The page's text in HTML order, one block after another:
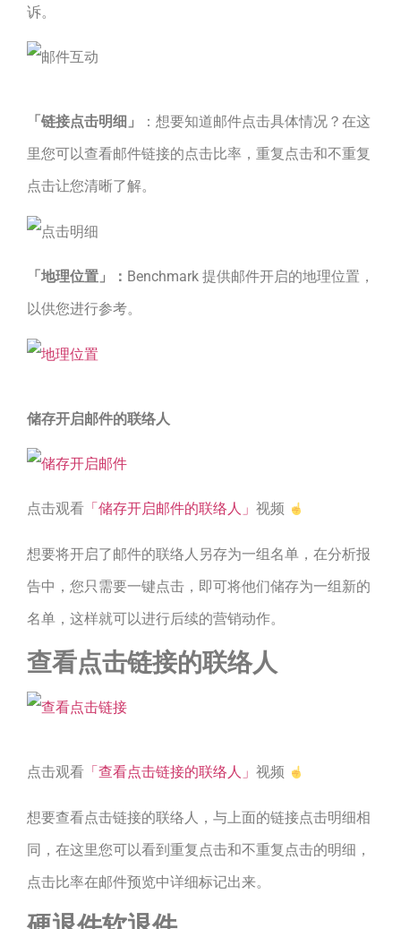
诉。
「链接点击明细」
：想要知道邮件点击具体情况？在这
里您可以查看邮件链接的点击比率，重复点击和不重复
点击让您清晰了解。
「地理位置」： Benchmark 提供邮件开启的地理位置，
以供您进行参考。
储存开启邮件的联络人
点击观看 「储存开启邮件的联络人」 视频
想要将开启了邮件的联络人另存为一组名单，在分析报
告中，您只需要一键点击，即可将他们储存为一组新的
名单，这样就可以进行后续的营销动作。
查看点击链接的联络人
点击观看 「查看点击链接的联络人」 视频
想要查看点击链接的联络人，与上面的链接点击明细相
同，在这里您可以看到重复点击和不重复点击的明细，
点击比率在邮件预览中详细标记出来。